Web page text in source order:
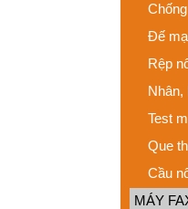
Đế
Rệp
Nhân,
Test
Que
Cầu
MÁY